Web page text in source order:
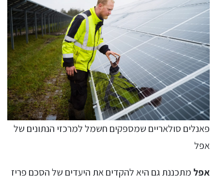
פאנלים סולאריים שמספקים חשמל למרכזי הנתונים של
אפל
אפל מתכננת גם היא להקדים את היעדים של הסכם פריז